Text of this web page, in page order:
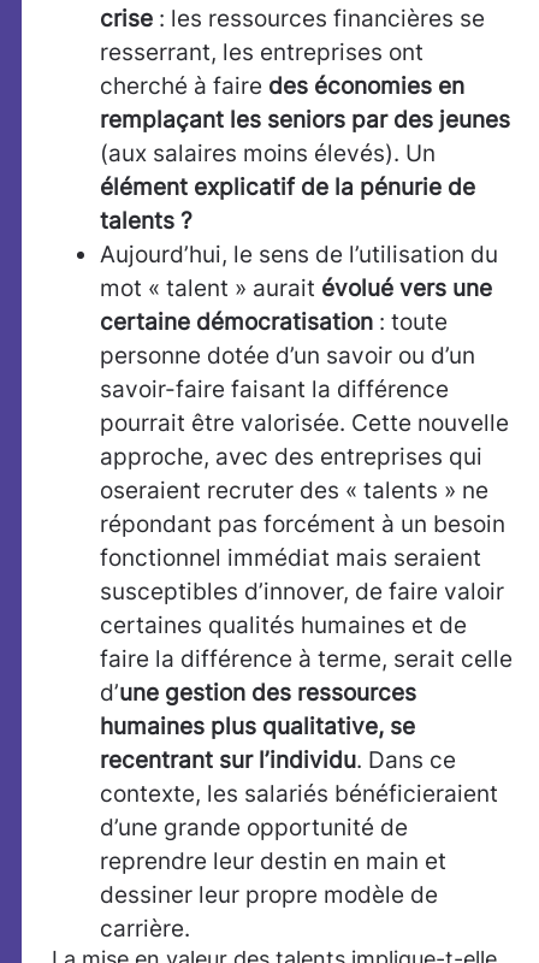
crise : les ressources financières se
resserrant, les entreprises ont
cherché à faire des économies en
remplaçant les seniors par des jeunes
(aux salaires moins élevés). Un
élément explicatif de la pénurie de
talents ?
Aujourd’hui, le sens de l’utilisation du
mot « talent » aurait évolué vers une
certaine démocratisation : toute
personne dotée d’un savoir ou d’un
savoir-faire faisant la différence
pourrait être valorisée. Cette nouvelle
approche, avec des entreprises qui
oseraient recruter des « talents » ne
répondant pas forcément à un besoin
fonctionnel immédiat mais seraient
susceptibles d’innover, de faire valoir
certaines qualités humaines et de
faire la différence à terme, serait celle
d’une gestion des ressources
humaines plus qualitative, se
recentrant sur l’individu. Dans ce
contexte, les salariés bénéficieraient
d’une grande opportunité de
reprendre leur destin en main et
dessiner leur propre modèle de
carrière.